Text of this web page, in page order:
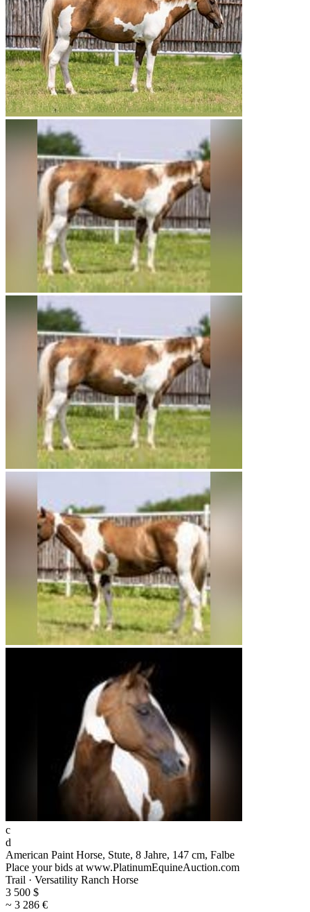
c
d
American Paint Horse, Stute, 8 Jahre, 147 cm, Falbe
Place your bids at www.PlatinumEquineAuction.com
Trail · Versatility Ranch Horse
3 500 $
~ 3 286 €